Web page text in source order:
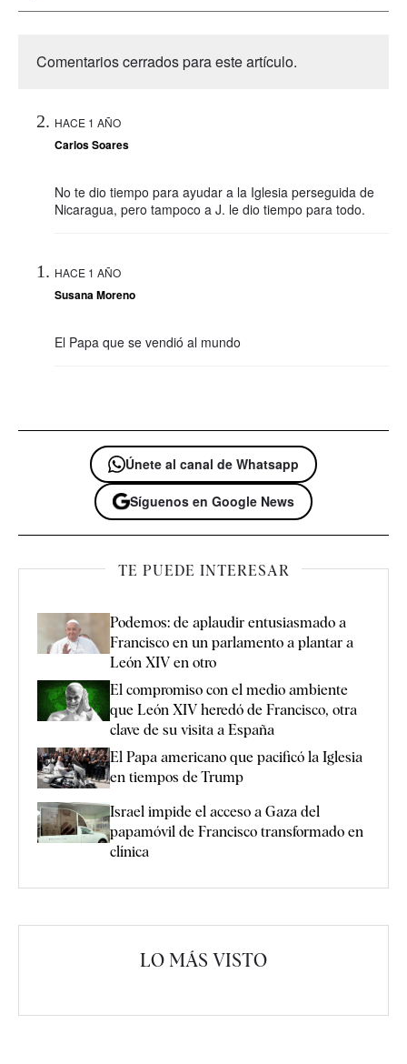
Comentarios cerrados para este artículo.
HACE 1 AÑO
Carlos Soares
No te dio tiempo para ayudar a la Iglesia perseguida de
Nicaragua, pero tampoco a J. le dio tiempo para todo.
HACE 1 AÑO
Susana Moreno
El Papa que se vendió al mundo
Únete al canal de Whatsapp
Síguenos en Google News
TE PUEDE INTERESAR
Podemos: de aplaudir entusiasmado a
Francisco en un parlamento a plantar a
León XIV en otro
El compromiso con el medio ambiente
que León XIV heredó de Francisco, otra
clave de su visita a España
El Papa americano que pacificó la Iglesia
en tiempos de Trump
Israel impide el acceso a Gaza del
papamóvil de Francisco transformado en
clínica
LO MÁS VISTO